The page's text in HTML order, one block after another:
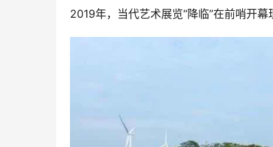
2019年，当代艺术展览“降临”在前哨开幕